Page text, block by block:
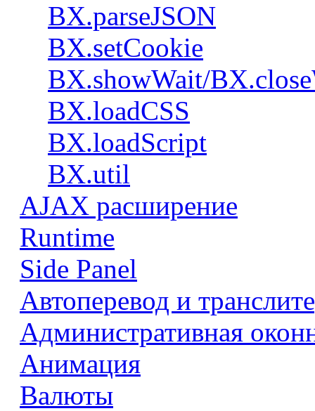
BX.parseJSON
BX.setCookie
BX.showWait/
BX.loadCSS
BX.loadScript
BX.util
AJAX расширение
Runtime
Side Panel
Автоперевод и
Административная
Анимация
Валюты